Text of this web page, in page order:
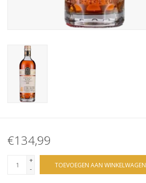
€134,99
+
-
TOEVOEGEN AAN WINKELWAGEN